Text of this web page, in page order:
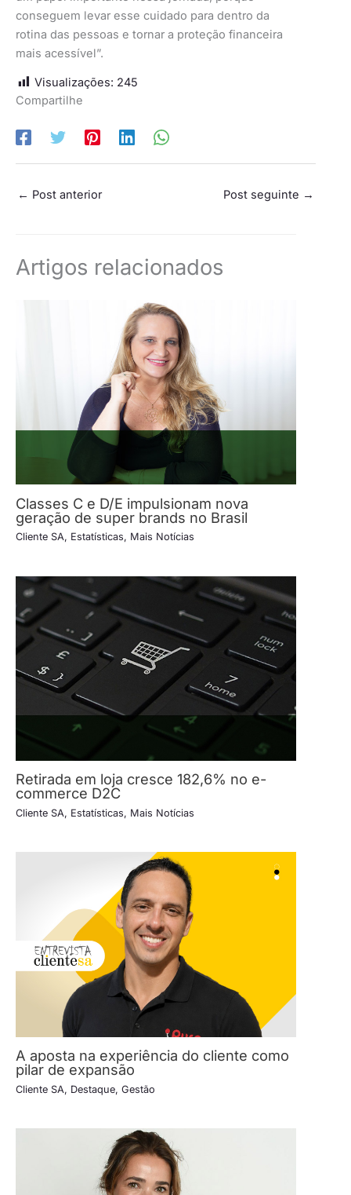
conseguem levar esse cuidado para dentro da
rotina das pessoas e tornar a proteção financeira
mais acessível”.
Visualizações: 245
Compartilhe
← Post anterior Post seguinte →
Artigos relacionados
Classes C e D/E impulsionam nova
geração de super brands no Brasil
Cliente SA, Estatísticas, Mais Notícias
Retirada em loja cresce 182,6% no e-
commerce D2C
Cliente SA, Estatísticas, Mais Notícias
A aposta na experiência do cliente como
pilar de expansão
Cliente SA, Destaque, Gestão